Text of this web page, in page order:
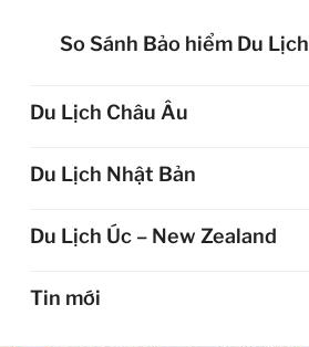
So Sánh Bảo hiểm Du Lịch
Du Lịch Châu Âu
Du Lịch Nhật Bản
Du Lịch Úc – New Zealand
Tin mới